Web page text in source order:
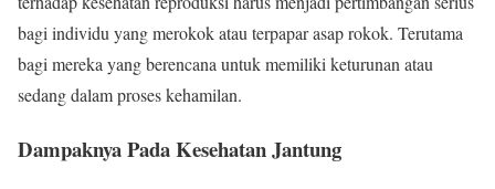
bagi individu yang merokok atau terpapar asap rokok. Terutama
bagi mereka yang berencana untuk memiliki keturunan atau
sedang dalam proses kehamilan.
Dampaknya Pada Kesehatan Jantung